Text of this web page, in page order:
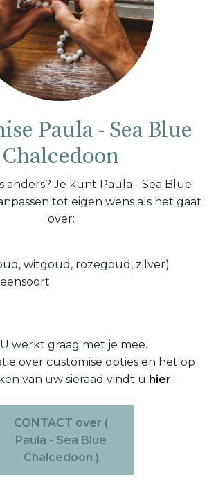
Paula - Sea Blue
Chalcedoon
anders? Je kunt Paula - Sea Blue
tot eigen wens als het gaat
over:
witgoud, rozegoud, zilver)
werkt graag met je mee.
over customise opties en het op
van uw sieraad vindt u hier.
CONTACT over (
Paula - Sea Blue
Chalcedoon )